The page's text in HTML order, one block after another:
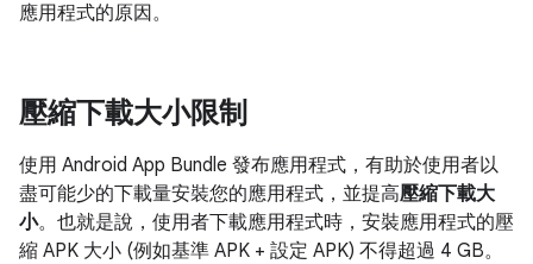
應用程式的原因。
壓縮下載大小限制
使用 Android App Bundle 發布應用程式，有助於使用者以
盡可能少的下載量安裝您的應用程式，並提高壓縮下載大
小。也就是說，使用者下載應用程式時，安裝應用程式的壓
縮 APK 大小 (例如基準 APK + 設定 APK) 不得超過 4 GB。